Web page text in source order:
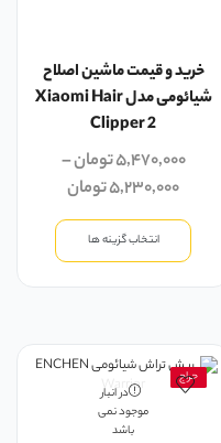
خرید و قیمت ماشین اصلاح
شیائومی مدل Xiaomi Hair
Clipper 2
۵,۴۷۰,۰۰۰تومان–
۵,۲۳۰,۰۰۰تومان
انتخاب گزینه ها
حراج
در انبار
موجود نمی
باشد